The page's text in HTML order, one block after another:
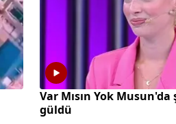
Var Mısın Yok Musun'da
güldü